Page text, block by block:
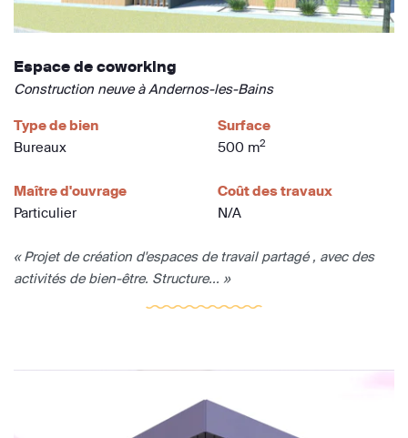
Espace de coworking
Construction neuve à Andernos-les-Bains
Type de bien
Bureaux
Surface
500 m2
Maître d'ouvrage
Particulier
Coût des travaux
N/A
« Projet de création d'espaces de travail partagé , avec des
activités de bien-être. Structure... »